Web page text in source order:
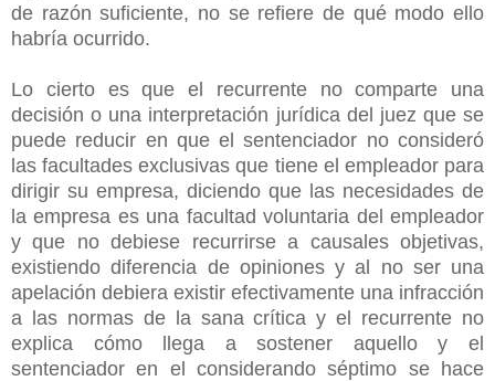
de razón suficiente, no se refiere de qué modo ello
habría ocurrido.
Lo cierto es que el recurrente no comparte una
decisión o una interpretación jurídica del juez que se
puede reducir en que el sentenciador no consideró
las facultades exclusivas que tiene el empleador para
dirigir su empresa, diciendo que las necesidades de
la empresa es una facultad voluntaria del empleador
y que no debiese recurrirse a causales objetivas,
existiendo diferencia de opiniones y al no ser una
apelación debiera existir efectivamente una infracción
a las normas de la sana crítica y el recurrente no
explica cómo llega a sostener aquello y el
sentenciador en el considerando séptimo se hace